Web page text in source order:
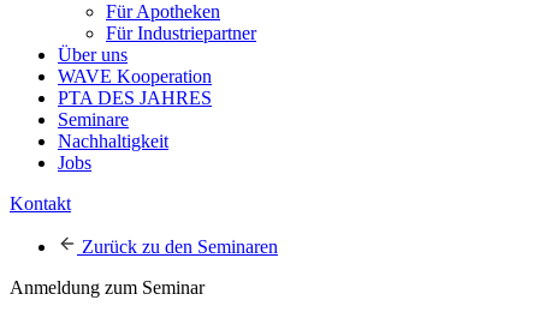
Für Apotheken
Für Industriepartner
Über uns
WAVE Kooperation
PTA DES JAHRES
Seminare
Nachhaltigkeit
Jobs
Kontakt
Zurück zu den Seminaren
Anmeldung zum Seminar